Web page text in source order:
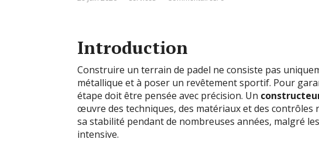
Introduction
Construire un terrain de padel ne consiste pas
métallique et à poser un revêtement sportif. Pour
étape doit être pensée avec précision. Un
œuvre des techniques, des matériaux et des
sa stabilité pendant de nombreuses années, malgré
intensive.